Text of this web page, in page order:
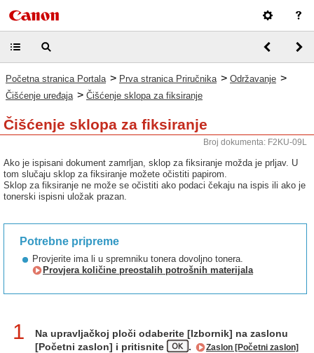
Početna stranica Portala > Prva stranica Priručnika > Održavanje >
Čišćenje uređaja > Čišćenje sklopa za fiksiranje
Čišćenje sklopa za fiksiranje
Broj dokumenta: F2KU-09L
Ako je ispisani dokument zamrljan, sklop za fiksiranje možda je prljav. U
tom slučaju sklop za fiksiranje možete očistiti papirom.
Sklop za fiksiranje ne može se očistiti ako podaci čekaju na ispis ili ako je
tonerski ispisni uložak prazan.
Potrebne pripreme
Provjerite ima li u spremniku tonera dovoljno tonera.
Provjera količine preostalih potrošnih materijala
1
Na upravljačkoj ploči odaberite [Izbornik] na zaslonu
[Početni zaslon] i pritisnite
. Zaslon [Početni zaslon]